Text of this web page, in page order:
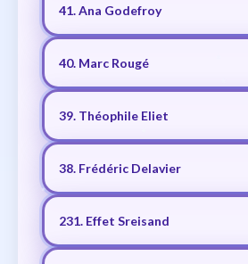
41. Ana Godefroy
40. Marc Rougé
39. Théophile Eliet
38. Frédéric Delavier
231. Effet Sreisand